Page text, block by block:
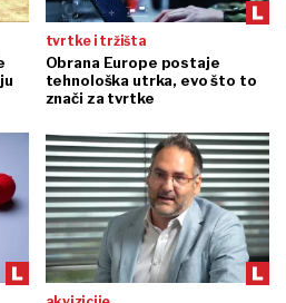
tvrtke i tržišta
Obrana Europe postaje
tehnološka utrka, evo što to
znači za tvrtke